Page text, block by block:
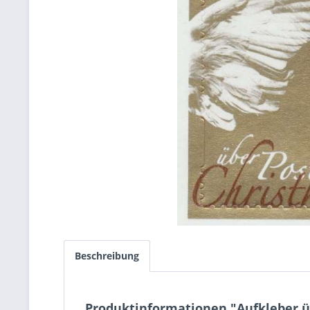
Beschreibung